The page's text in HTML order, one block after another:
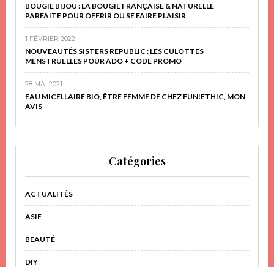
BOUGIE BIJOU : LA BOUGIE FRANÇAISE & NATURELLE
PARFAITE POUR OFFRIR OU SE FAIRE PLAISIR
1 FÉVRIER 2022
NOUVEAUTÉS SISTERS REPUBLIC : LES CULOTTES
MENSTRUELLES POUR ADO + CODE PROMO
28 MAI 2021
EAU MICELLAIRE BIO, ÊTRE FEMME DE CHEZ FUN!ETHIC, MON
AVIS
Catégories
ACTUALITÉS
ASIE
BEAUTÉ
DIY